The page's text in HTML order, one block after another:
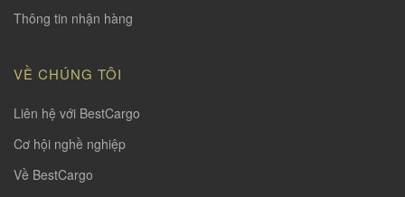
Thông tin nhận hàng
VỀ CHÚNG TÔI
Liên hệ với BestCargo
Cơ hội nghề nghiệp
Về BestCargo